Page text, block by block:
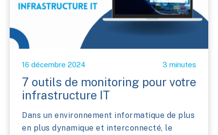
16 décembre 2024 3 minutes
7 outils de monitoring pour votre
infrastructure IT
Dans un environnement informatique de plus
en plus dynamique et interconnecté, le